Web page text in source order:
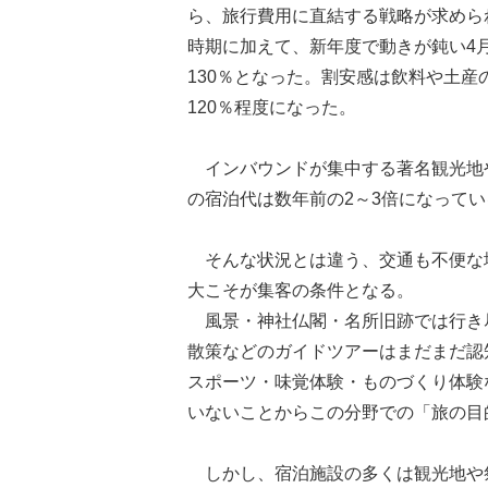
ら、旅行費用に直結する戦略が求め
時期に加えて、新年度で動きが鈍い4
130％となった。割安感は飲料や土
120％程度になった。
インバウンドが集中する著名観光
の宿泊代は数年前の2～3倍になって
そんな状況とは違う、交通も不便
大こそが集客の条件となる。
風景・神社仏閣・名所旧跡では行
散策などのガイドツアーはまだまだ
スポーツ・味覚体験・ものづくり体
いないことからこの分野での「旅の
しかし、宿泊施設の多くは観光地